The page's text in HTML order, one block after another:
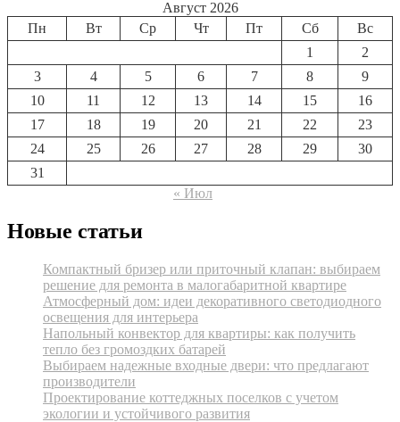
Август 2026
Пн
Вт Ср Чт Пт Сб
Вс
1
2
3
4 5 6 7 8
9
10
11 12 13 14 15
16
17
18 19 20 21 22
23
24
25 26 27 28 29
30
31
« Июл
Новые статьи
Компактный бризер или приточный клапан: выбираем
решение для ремонта в малогабаритной квартире
Атмосферный дом: идеи декоративного светодиодного
освещения для интерьера
Напольный конвектор для квартиры: как получить
тепло без громоздких батарей
Выбираем надежные входные двери: что предлагают
производители
Проектирование коттеджных поселков с учетом
экологии и устойчивого развития